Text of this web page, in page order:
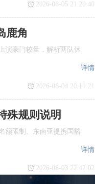
2026-08-05 21:20:40
鹿角
演豪门较量，解析两队休
详情
2026-08-04 20:11:21
殊规则说明
额限制、东南亚提携国豁
详情
2026-08-03 22:42:02